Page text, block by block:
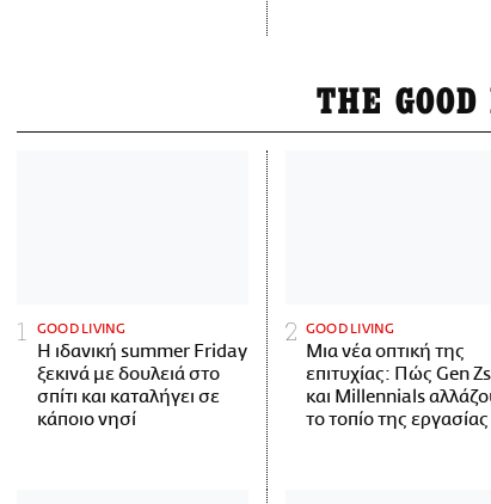
THE
GOOD LIVING
Η ιδανική summer Friday
ξεκινά με δουλειά στο
σπίτι και καταλήγει σε
κάποιο νησί
GOOD LIVING
Μια νέα οπτική της
επιτυχίας: Πώς Gen Zs
και Millennials
το τοπίο της εργασίας